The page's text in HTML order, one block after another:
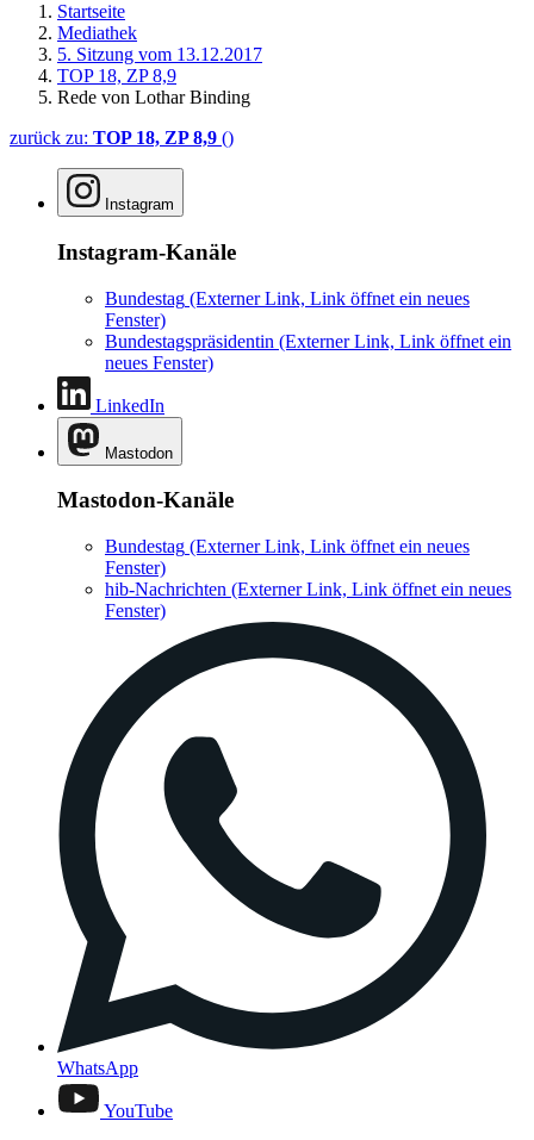
Startseite
Mediathek
5. Sitzung vom 13.12.2017
TOP 18, ZP 8,9
Rede von Lothar Binding
zurück zu: TOP 18, ZP 8,9 ()
Instagram
Instagram-Kanäle
Bundestag (Externer Link, Link öffnet ein neues
Fenster)
Bundestagspräsidentin (Externer Link, Link öffnet ein
neues Fenster)
LinkedIn
Mastodon
Mastodon-Kanäle
Bundestag (Externer Link, Link öffnet ein neues
Fenster)
hib-Nachrichten (Externer Link, Link öffnet ein neues
Fenster)
WhatsApp
YouTube